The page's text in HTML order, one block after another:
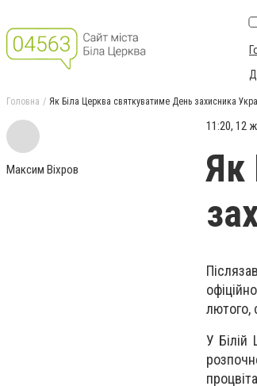
Головна Як Біла Церква святкуватиме День захисника
Максим Віхров
11:20, 12
Як
лютого,
У Білій